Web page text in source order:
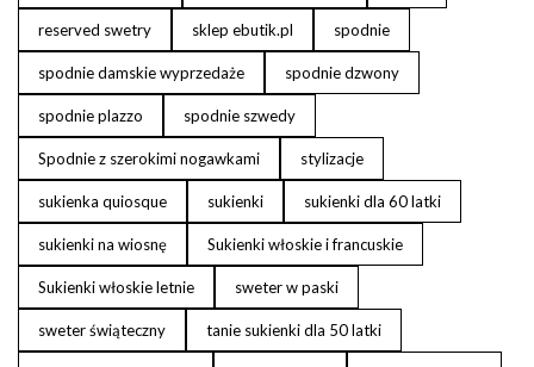
reserved swetry sklep ebutik.pl spodnie
spodnie damskie wyprzedaże spodnie dzwony
spodnie plazzo spodnie szwedy
Spodnie z szerokimi nogawkami stylizacje
sukienka quiosque sukienki sukienki dla 60 latki
sukienki na wiosnę Sukienki włoskie i francuskie
Sukienki włoskie letnie sweter w paski
sweter świąteczny tanie sukienki dla 50 latki